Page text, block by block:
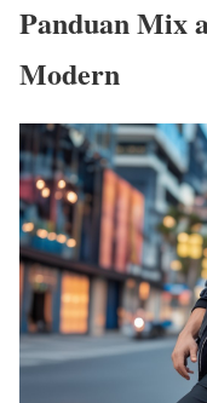
Panduan Mix
Modern